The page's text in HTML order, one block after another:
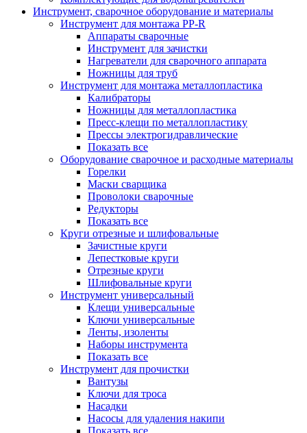
Инструмент, сварочное оборудование и материалы
Инструмент для монтажа PP-R
Аппараты сварочные
Инструмент для зачистки
Нагреватели для сварочного аппарата
Ножницы для труб
Инструмент для монтажа металлопластика
Калибраторы
Ножницы для металлопластика
Пресс-клещи по металлопластику
Прессы электрогидравлические
Показать все
Оборудование сварочное и расходные материалы
Горелки
Маски сварщика
Проволоки сварочные
Редукторы
Показать все
Круги отрезные и шлифовальные
Зачистные круги
Лепестковые круги
Отрезные круги
Шлифовальные круги
Инструмент универсальный
Клещи универсальные
Ключи универсальные
Ленты, изоленты
Наборы инструмента
Показать все
Инструмент для прочистки
Вантузы
Ключи для троса
Насадки
Насосы для удаления накипи
Показать все